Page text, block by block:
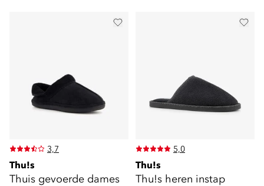
3,7
Thu!s
Thuis gevoerde dames
5,0
Thu!s
Thu!s heren instap